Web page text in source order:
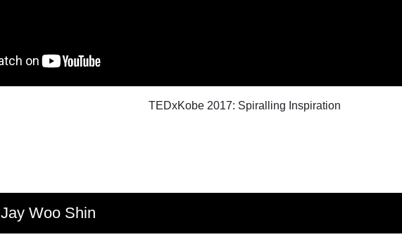
TEDxKobe 2017: Spiralling Inspiration
Jay Woo Shin